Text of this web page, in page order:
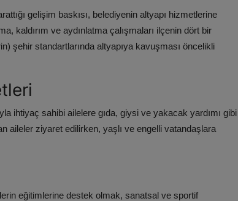
gelişim baskısı, belediyenin altyapı hizmetlerine
kaldırım ve aydınlatma çalışmaları ilçenin dört bir
şehir standartlarında altyapıya kavuşması öncelikli
ihtiyaç sahibi ailelere gıda, giysi ve yakacak yardımı gibi
aileler ziyaret edilirken, yaşlı ve engelli vatandaşlara
eğitimlerine destek olmak, sanatsal ve sportif